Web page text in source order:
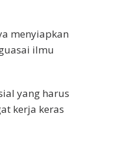
menyiapkan
ilmu
yang harus
kerja keras